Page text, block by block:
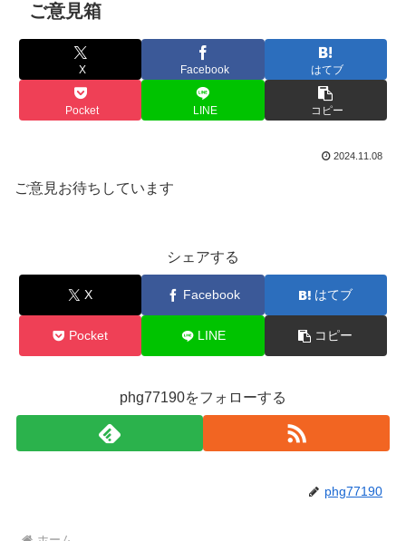
ご意見箱
X Facebook はてブ
Pocket LINE コピー
2024.11.08
ご意見お待ちしています
シェアする
X Facebook はてブ
Pocket LINE コピー
phg77190をフォローする
phg77190